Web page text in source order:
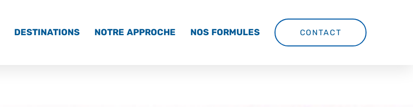
DESTINATIONS NOTRE APPROCHE NOS FORMULES CONTACT